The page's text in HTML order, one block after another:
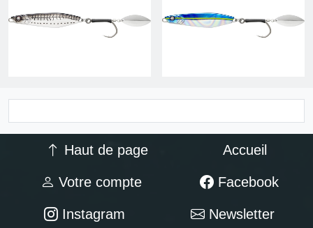
Haut de page Accueil
Votre compte Facebook
Instagram Newsletter